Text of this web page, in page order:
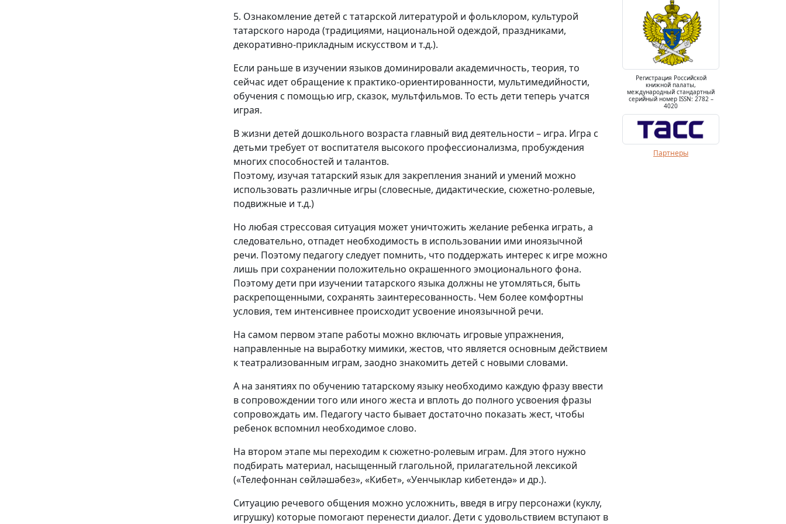
5. Ознакомление детей с татарской литературой и фольклором, культурой
татарского народа (традициями, национальной одеждой, праздниками,
декоративно-прикладным искусством и т.д.).
Если раньше в изучении языков доминировали академичность, теория, то
сейчас идет обращение к практико-ориентированности, мультимедийности,
обучения с помощью игр, сказок, мультфильмов. То есть дети теперь учатся
играя.
В жизни детей дошкольного возраста главный вид деятельности – игра. Игра с
детьми требует от воспитателя высокого профессионализма, пробуждения
многих способностей и талантов.
Поэтому, изучая татарский язык для закрепления знаний и умений можно
использовать различные игры (словесные, дидактические, сюжетно-ролевые,
подвижные и т.д.)
Но любая стрессовая ситуация может уничтожить желание ребенка играть, а
следовательно, отпадет необходимость в использовании ими иноязычной
речи. Поэтому педагогу следует помнить, что поддержать интерес к игре можно
лишь при сохранении положительно окрашенного эмоционального фона.
Поэтому дети при изучении татарского языка должны не утомляться, быть
раскрепощенными, сохранять заинтересованность. Чем более комфортны
условия, тем интенсивнее происходит усвоение иноязычной речи.
На самом первом этапе работы можно включать игровые упражнения,
направленные на выработку мимики, жестов, что является основным действием
к театрализованным играм, заодно знакомить детей с новыми словами.
А на занятиях по обучению татарскому языку необходимо каждую фразу ввести
в сопровождении того или иного жеста и вплоть до полного усвоения фразы
сопровождать им. Педагогу часто бывает достаточно показать жест, чтобы
ребенок вспомнил необходимое слово.
На втором этапе мы переходим к сюжетно-ролевым играм. Для этого нужно
подбирать материал, насыщенный глагольной, прилагательной лексикой
(«Телефоннан сөйләшәбез», «Кибет», «Уенчыклар кибетендә» и др.).
Ситуацию речевого общения можно усложнить, введя в игру персонажи (куклу,
игрушку) которые помогают перенести диалог. Дети с удовольствием вступают в
Регистрация Российской
книжной палаты,
международный стандартный
серийный номер ISSN: 2782 –
4020
Партнеры